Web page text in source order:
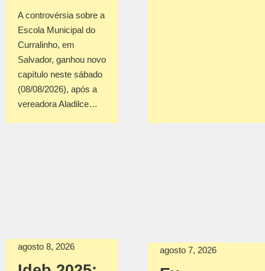
A controvérsia sobre a
Escola Municipal do
Curralinho, em
Salvador, ganhou novo
capítulo neste sábado
(08/08/2026), após a
vereadora Aladilce…
agosto 8, 2026 agosto 7, 2026